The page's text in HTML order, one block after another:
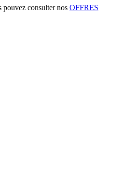
pouvez consulter nos OFFRES